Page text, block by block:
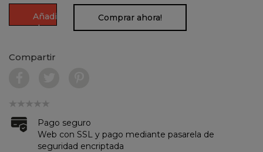
Añadir
al
Comprar ahora!
Compartir
Pago seguro
Web con SSL y pago mediante pasarela de
seguridad encriptada